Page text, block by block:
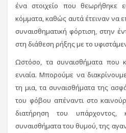
ένα στοιχείο που θεωρήθηκε
κόμματα, καθώς αυτά έτειναν να
συναισθηματική φόρτιση, στην
στη διάθεση ρήξης με το
Ωστόσο, τα συναισθήματα που
ενιαία. Μπορούμε να
τη μια, τα συναισθήματα της
του φόβου απέναντι στο
διατήρηση του
συναισθήματα του θυμού, της